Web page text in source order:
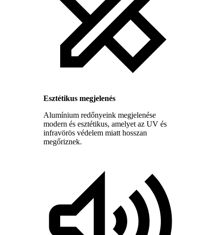
Esztétikus megjelenés
Alumínium redőnyeink megjelenése
modern és esztétikus, amelyet az UV és
infravörös védelem miatt hosszan
megőriznek.